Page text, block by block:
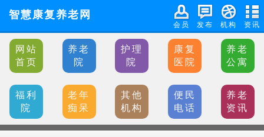
资讯
机构
发布
会员
智慧康复养老网
网站
首页
养老
院
护理
院
康复
医院
养老
公寓
福利
院
老年
痴呆
其他
机构
便民
电话
养老
资讯